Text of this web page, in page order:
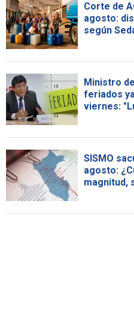
Corte de
agosto:
según
Ministro
feriados
viernes:
SISMO
agosto:
magnitud,